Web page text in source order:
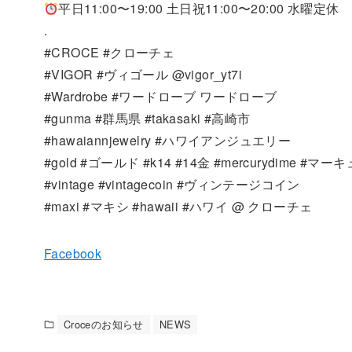
平日11:00〜19:00 土日祝11:00〜20:00 水曜定休
.
#CROCE #クローチェ
#VIGOR #ヴィゴール @vigor_yt7i
#Wardrobe #ワードローブ ワードローブ
#gunma #群馬県 #takasaki #高崎市
#hawaiannjewelry #ハワイアンジュエリー
#gold #ゴールド #k14 #14金 #mercurydime #マーキ
#vintage #vintagecoin #ヴィンテージコイン
#maxi #マキシ #hawaii #ハワイ @ クローチェ
Facebook
Croceのお知らせ NEWS